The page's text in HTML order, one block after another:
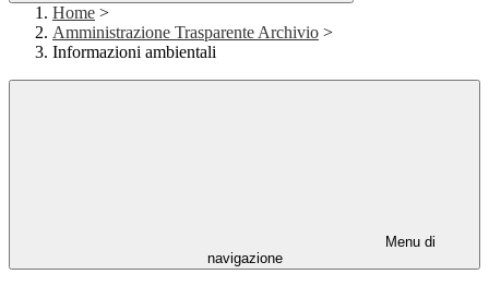
Home >
Amministrazione Trasparente Archivio >
Informazioni ambientali
Menu di
navigazione